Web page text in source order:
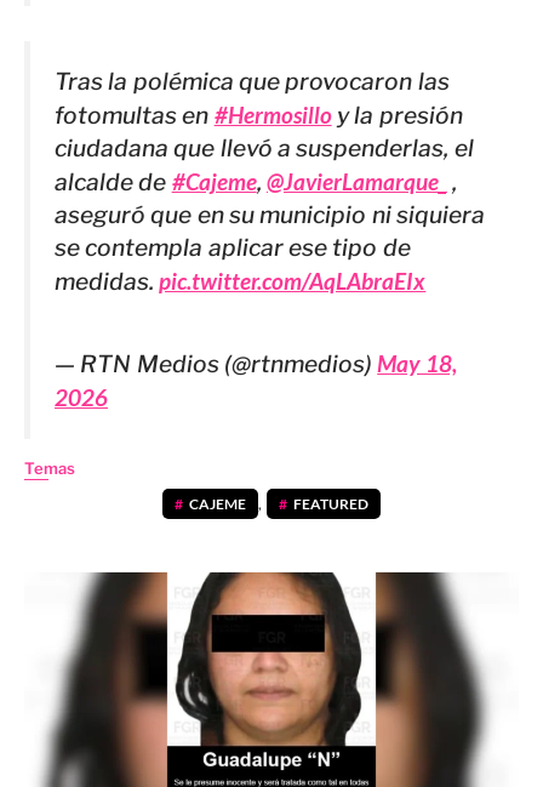
Tras la polémica que provocaron las
fotomultas en #Hermosilloy la presión
ciudadana que llevó a suspenderlas, el
alcalde de #Cajeme, @JavierLamarque_ ,
aseguró que en su municipio ni siquiera
se contempla aplicar ese tipo de
medidas.pic.twitter.com/AqLAbraEIx
— RTN Medios (@rtnmedios)May 18,
2026
Temas
CAJEME , FEATURED